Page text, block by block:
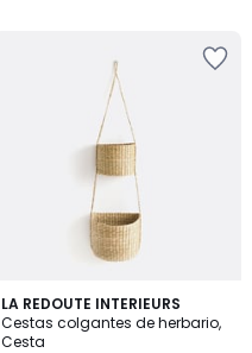
LA REDOUTE INTERIEURS
Cestas colgantes de herbario,
Cesta
4,7
/ 5